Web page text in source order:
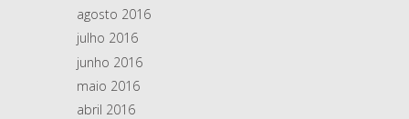
agosto 2016
julho 2016
junho 2016
maio 2016
abril 2016